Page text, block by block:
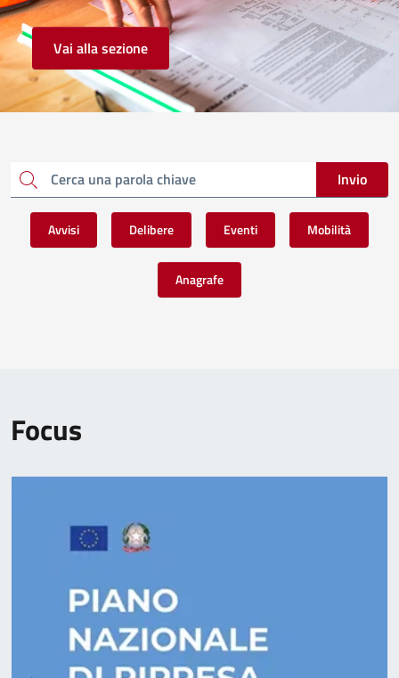
Vai alla sezione
Cerca una parola chiave Invio
Avvisi Delibere Eventi Mobilità
Anagrafe
Focus